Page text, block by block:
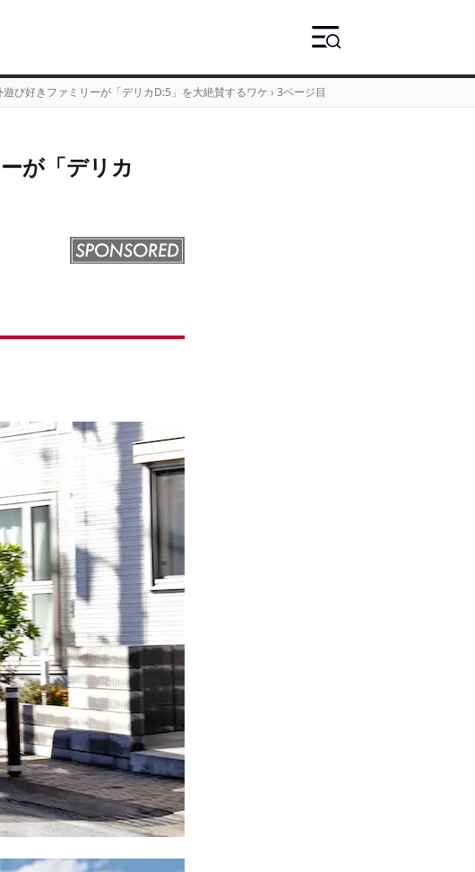
遊び好きファミリーが「デリカD:5」を大絶賛するワケ › 3ページ目
が「デリカ